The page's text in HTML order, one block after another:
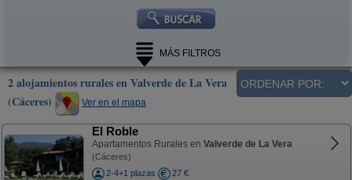
MÁS FILTROS
2 alojamientos rurales en Valverde de La Vera
(Cáceres)
Ver en el mapa
El Roble
Apartamentos Rurales en Valverde de La Vera
(Cáceres)
2-4+1 plazas
27 €